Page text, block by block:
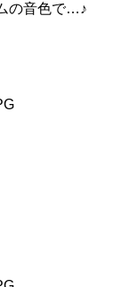
の音色で…♪